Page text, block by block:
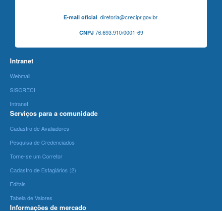
E-mail oficialdiretoria@crecipr.gov.br
CNPJ76.693.910/0001-69
Intranet
Webmail
SISCRECI
Intranet
Serviços para a comunidade
Cadastro de Avaliadores
Pesquisa de Credenciados
Torne-se um Corretor
Cadastro de Estagiários (2)
Editais
Tabela de Valores
Informações de mercado